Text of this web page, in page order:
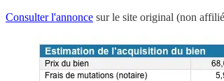
Consulter l'annonce sur le site original (non